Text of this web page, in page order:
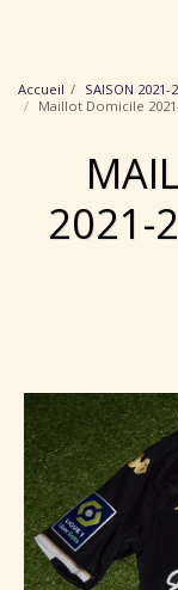
Accueil
SAISON 2021-
Maillot Domicile
2021-